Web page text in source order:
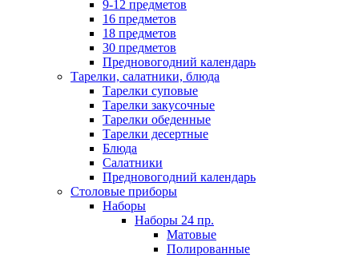
9-12 предметов
16 предметов
18 предметов
30 предметов
Предновогодний календарь
Тарелки, салатники, блюда
Тарелки суповые
Тарелки закусочные
Тарелки обеденные
Тарелки десертные
Блюда
Салатники
Предновогодний календарь
Столовые приборы
Наборы
Наборы 24 пр.
Матовые
Полированные